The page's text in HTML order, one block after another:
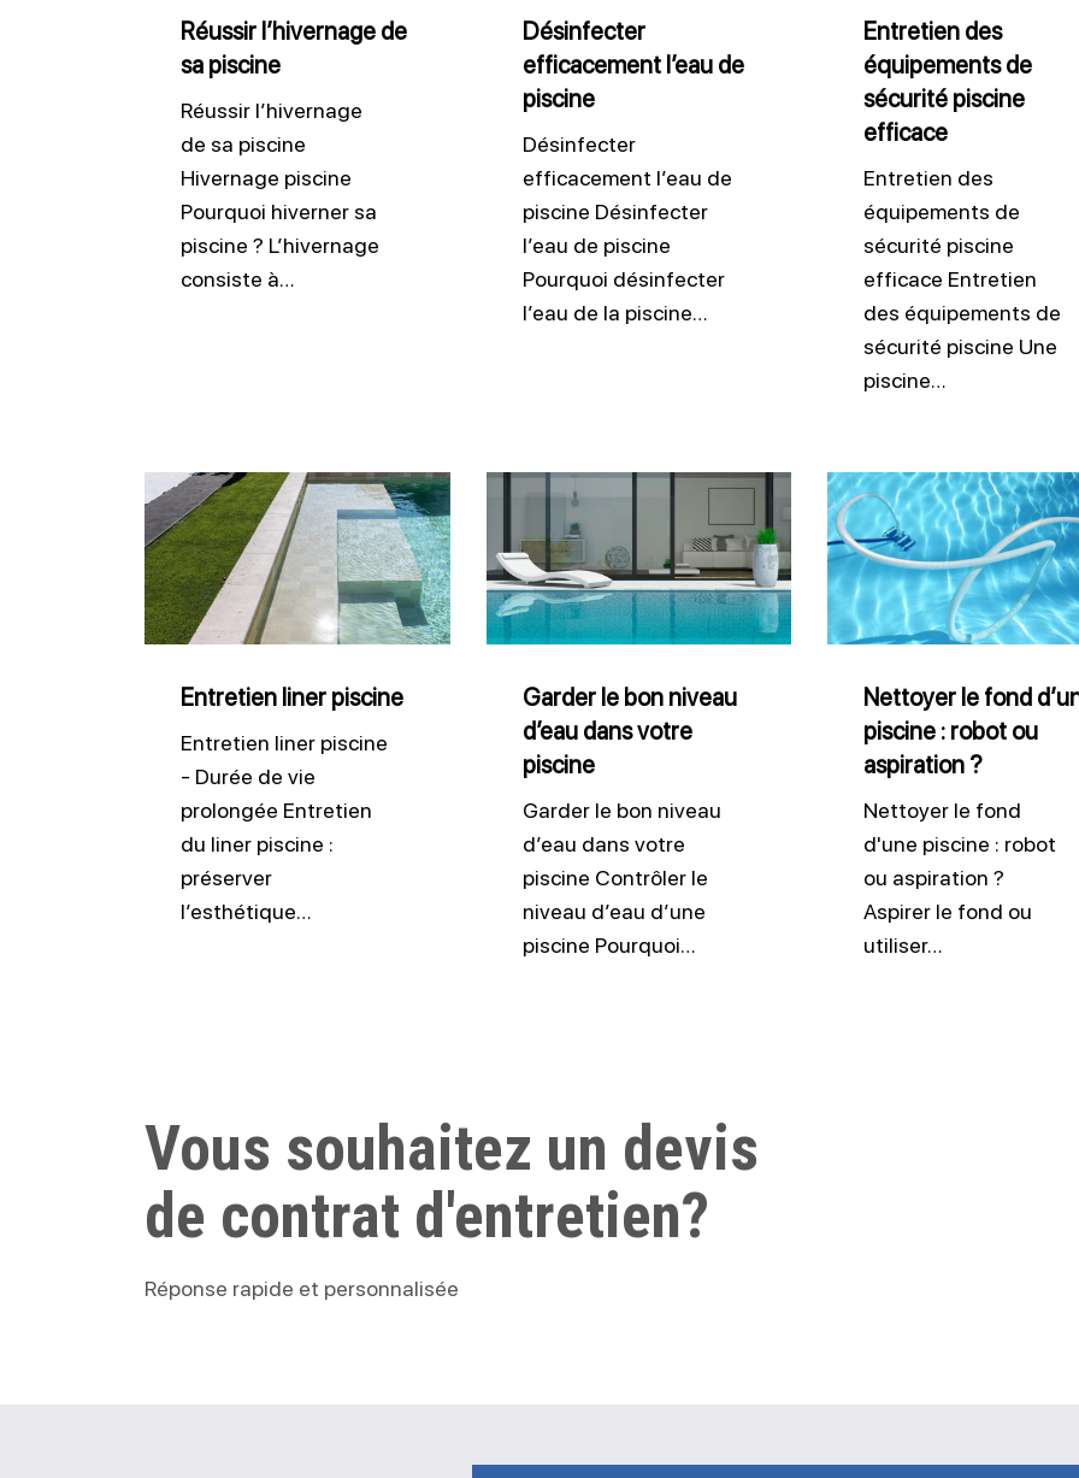
Réussir l’hivernage de
sa piscine
Réussir l’hivernage
de sa piscine
Hivernage piscine
Pourquoi hiverner sa
piscine ? L’hivernage
consiste à…
Désinfecter
efficacement l’eau de
piscine
Désinfecter
efficacement l’eau de
piscine Désinfecter
l’eau de piscine
Pourquoi désinfecter
l’eau de la piscine…
piscine
efficace
Entretien des
équipements de
sécurité piscine
efficace
Entretien des
équipements de
sécurité piscine
efficace Entretien
des équipements de
sécurité piscine Une
piscine…
Entretien
liner
piscine
Entretien liner piscine
Entretien liner piscine
- Durée de vie
prolongée Entretien
du liner piscine :
préserver
l’esthétique…
Garder
bon
niveau
d’eau
dans
votre
piscine
Garder le bon niveau
d’eau dans votre
piscine
Garder le bon niveau
d’eau dans votre
piscine Contrôler le
niveau d’eau d’une
piscine Pourquoi…
Nettoyer
le
fond
d’une
piscine
robot
aspiration
Nettoyer le fond
piscine : robot ou
aspiration ?
Nettoyer le fond
d'une piscine : robot
ou aspiration ?
Aspirer le fond ou
utiliser…
Vous souhaitez un devis
de contrat d'entretien?
Réponse rapide et personnalisée